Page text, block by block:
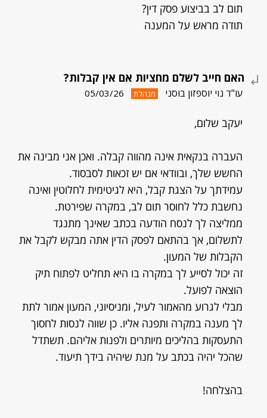
תום לב בביצוע פסק דין?
​תודה מראש על המענה
האם חייב לשלם מחציות אם אין קבלות?
עו"ד נוי יוספזון בוסני מנהלת 05/03/26
יעקב שלום,
העברה בנקאית אינה מהווה קבלה. ואכן אני מבינה את
החשש שלך, ובוודאי אם יש זכאות לסבסוד.
עמידתך על הצגת קבל, היא לגיטימית לחלוטין ואינה
נחשבת כלל לחוסר תום לב, במקרה שפירטת.
ממליצה לך לנסח הודעה בכתב שאינך מתנגד
לתשלום, אך בהתאם לפסק הדין אתה מבקש לקבל את
הקבלות של המעון.
זה יכול לסייע לך במקרה בו היא תחליט לפתוח תיק
הוצאה לפועל.
מבלי לגרוע מהאמור לעיל, ומניסיוני, המעון אמור לתת
לך מענה במקרה ותפנה אליו. כן שווה לנסות לחסוך
התעסקות בהליכים מיותרים ולפנות אליהם. תשתדל
שהכל יהיה בכתב על מנת שיהיה בידך תיעוד.
בהצלחה!